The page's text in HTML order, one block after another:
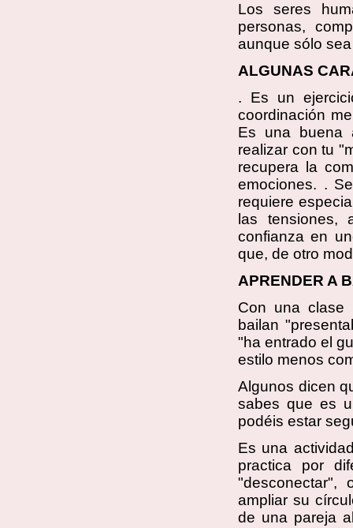
Los seres
personas,
aunque sólo
ALGUNAS
. Es un
coordinación
Es una buena
realizar con tu
recupera la
emociones. .
requiere
las tensiones,
confianza en
que, de otro
APRENDER A
Con una clase
bailan
"ha entrado el
estilo menos
Algunos dicen
sabes que es
podéis estar
Es una
practica por
"desconectar",
ampliar su
de una pareja